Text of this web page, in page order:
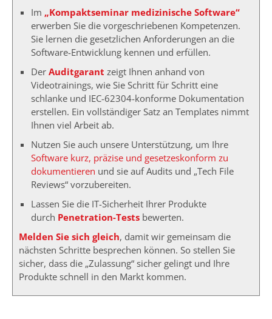
Im „Kompaktseminar medizinische Software“
erwerben Sie die vorgeschriebenen Kompetenzen.
Sie lernen die gesetzlichen Anforderungen an die
Software-Entwicklung kennen und erfüllen.
Der Auditgarant zeigt Ihnen anhand von
Videotrainings, wie Sie Schritt für Schritt eine
schlanke und IEC-62304-konforme Dokumentation
erstellen. Ein vollständiger Satz an Templates nimmt
Ihnen viel Arbeit ab.
Nutzen Sie auch unsere Unterstützung, um Ihre
Software kurz, präzise und gesetzeskonform zu
dokumentieren und sie auf Audits und „Tech File
Reviews“ vorzubereiten.
Lassen Sie die IT-Sicherheit Ihrer Produkte
durch Penetration-Tests bewerten.
Melden Sie sich gleich, damit wir gemeinsam die
nächsten Schritte besprechen können. So stellen Sie
sicher, dass die „Zulassung“ sicher gelingt und Ihre
Produkte schnell in den Markt kommen.